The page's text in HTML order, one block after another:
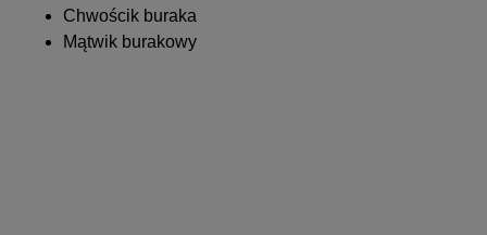
Chwościk buraka
Mątwik burakowy